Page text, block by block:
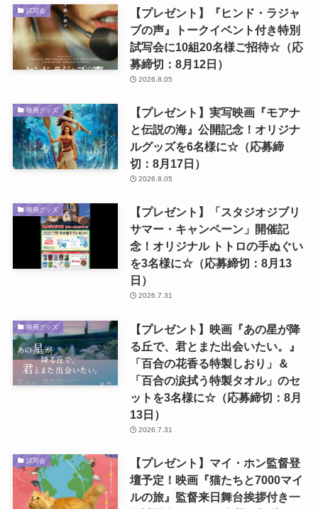
試写会
【プレゼント】『ヒンド・ラジャ
ブの声』トークイベント付き特別
試写会に10組20名様ご招待☆（応
募締切：8月12日）
2026.8.05
映画グッズ
【プレゼント】実写映画『モアナ
と伝説の海』公開記念！オリジナ
ルグッズを6名様に☆（応募締
切：8月17日）
2026.8.05
映画グッズ
【プレゼント】「スタジオジブリ
サマー・キャンペーン」開催記
念！オリジナル トトロの手ぬぐい
を3名様に☆（応募締切：8月13
日）
2026.7.31
映画グッズ
【プレゼント】映画『あの星が降
る丘で、君とまた出会いたい。』
「百合の花香る特製しおり」＆
「百合の涙拭う特製タオル」のセ
ットを3名様に☆（応募締切：8月
13日）
2026.7.31
試写会
【プレゼント】マイ・ホン監督登
壇予定！映画『猫たちと7000マイ
ルの旅』監督来日舞台挨拶付き一